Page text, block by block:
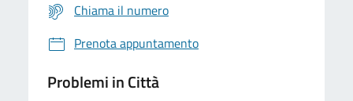
Chiama il numero
Prenota appuntamento
Problemi in Città